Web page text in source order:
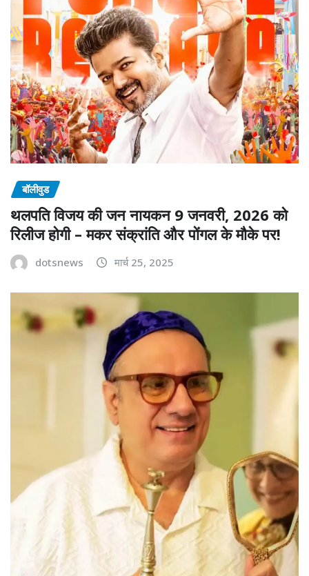
बॉलीवुड
थलपति विजय की जन नायकन 9 जनवरी, 2026 को
रिलीज होगी – मकर संक्रांति और पोंगल के मौके पर!
dotsnews मार्च 25, 2025